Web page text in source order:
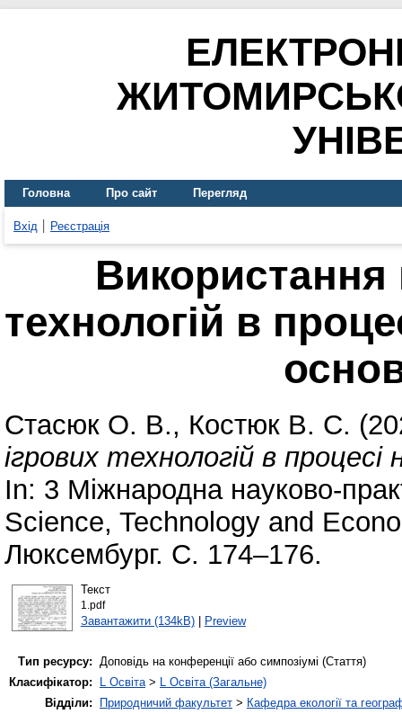
Головна Про сайт Перегляд
Вхід Реєстрація
Використання
технологій в
Стасюк О. В., Костюк В. С.
ігрових технологій в процесі
In: 3 Міжнародна науково-
Science, Technology and
Люксембург. С. 174–176.
Текст
1.pdf
Завантажити (134kB)| Preview
Тип ресурсу: Доповідь на конференції або симпозіумі (Стаття)
Класифікатор:
L Освіта> L Освіта (Загальне)
Відділи:
Природничий факультет > Кафедра екології та